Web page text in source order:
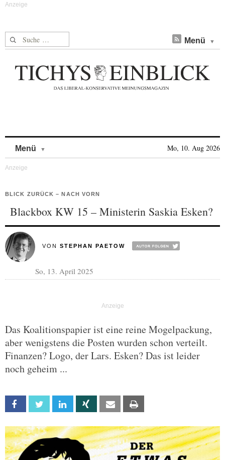
Suche nach: Menü
Menü Mo, 10. Aug 2026
BLICK ZURÜCK – NACH VORN
Blackbox KW 15 – Ministerin Saskia Esken?
VON STEPHAN PAETOW
So, 13. April 2025
Das Koalitionspapier ist eine reine Mogelpackung,
aber wenigstens die Posten wurden schon verteilt.
Finanzen? Logo, der Lars. Esken? Das ist leider
noch geheim ...
Facebook Twitter Linkedin Xing Email